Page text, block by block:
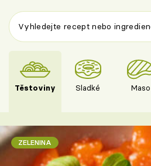
Těstoviny Sladké Maso
ZELENINA